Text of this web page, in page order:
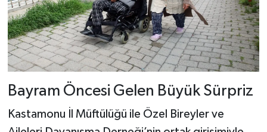
Bayram Öncesi Gelen Büyük Sürpriz
Kastamonu İl Müftülüğü ile Özel Bireyler ve